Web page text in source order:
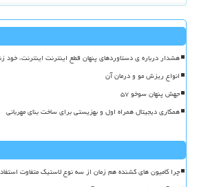
هشدار درباره ی دستاوردهای پنهان قطع اینترنت اینترنت،
انواع ریزش مو و درمان آن
جهش پنهان سوخو ۵۷
همکاری دیجیتال همراه اول و بهزیستی برای ساخت بنای مهربانی
چرا کامیون های کشنده هم زمان از سه نوع لاستیک متفاوت